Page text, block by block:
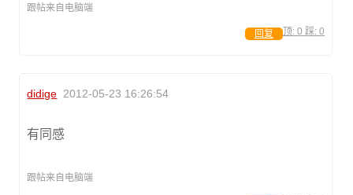
跟帖来自电脑端
顶: 0 踩: 0
回复
didige 2012-05-23 16:26:54
有同感
跟帖来自电脑端